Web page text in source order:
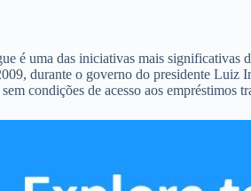
é uma das iniciativas mais
durante o governo do presidente
condições de acesso aos